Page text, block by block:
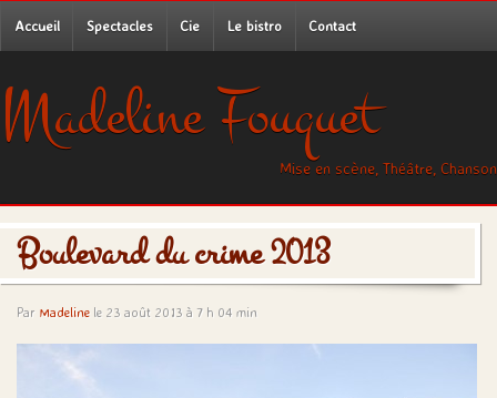
Accueil Spectacles Cie Le bistro Contact
Madeline Fouquet
Mise en scène, Théâtre, Chanson
Boulevard du crime 2013
Par Madeline le 23 août 2013 à 7 h 04 min